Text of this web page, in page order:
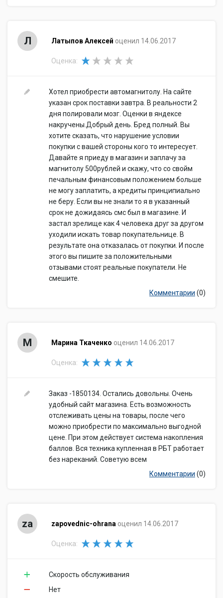
Л Латыпов Алексей оценил 14.06.2017
Оценка:
Хотел приобрести автомагнитолу. На сайте
указан срок поставки завтра. В реальности 2
дня полировали мозг. Оценки в яндексе
накручены.Добрый день. Бред полный. Вы
хотите сказать, что нарушение условии
покупки с вашей стороны кого то интересует.
Давайте я приеду в магазин и заплачу за
магнитолу 500рублей и скажу, что со свойм
печальным финансовым положением больше
не могу заплатить, а кредиты принципиально
не беру. Если вы не знали то я в указанный
срок не дожидаясь смс был в магазине. И
застал зрелище как 4 человека друг за другом
уходили искать товар покупательнице. В
результате она отказалась от покупки. И после
этого вы пишите за положительными
отзывами стоят реальные покупатели. Не
смешите.
Комментарии (0)
М Марина Ткаченко оценил 14.06.2017
Оценка:
Заказ -1850134. Остались довольны. Очень
удобный сайт магазина. Есть возможность
отслеживать цены на товары, после чего
можно приобрести по максимально выгодной
цене. При этом действует система накопления
баллов. Вся техника купленная в РБТ работает
без нареканий. Советую всем
Комментарии (0)
za zapovednic-ohrana оценил 14.06.2017
Оценка:
Скорость обслуживания
Нет